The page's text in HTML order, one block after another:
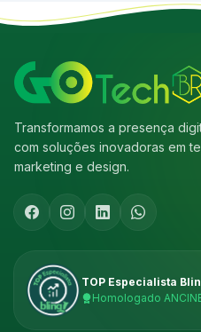
Transformamos a presença
com soluções inovadoras em
marketing e design.
TOP Especialista
Homologado